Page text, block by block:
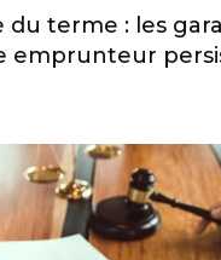
du terme : les
emprunteur